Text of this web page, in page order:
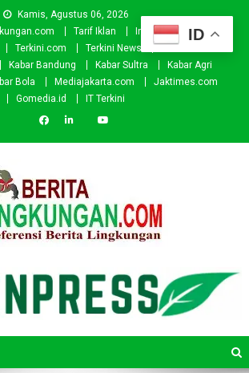
Kamis, Agustus 06, 2026
Tarif Iklan Investor
Donasi
Terkini.com Terkini News
Kabar.id
Kabar Bandung Kabar Sultra
Kabar Agri
Bola Mediajakarta.com
Jaktimes.com
Gomedia.id
IT Terkini
ID